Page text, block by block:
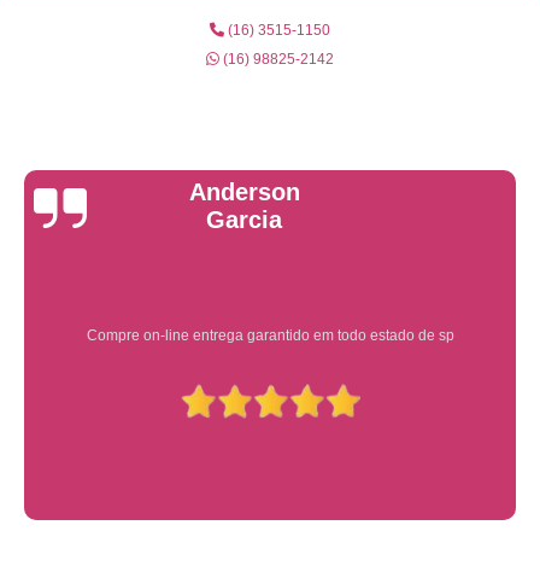
(16) 3515-1150
(16) 98825-2142
Yuri Martins
Ótimo atendimento